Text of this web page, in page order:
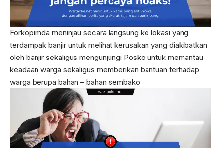
Forkopimda meninjau secara langsung ke lokasi yang
terdampak banjir untuk melihat kerusakan yang diakibatkan
oleh banjir sekaligus mengunjungi Posko untuk memantau
keadaan warga sekaligus memberikan bantuan terhadap
warga berupa bahan – bahan sembako